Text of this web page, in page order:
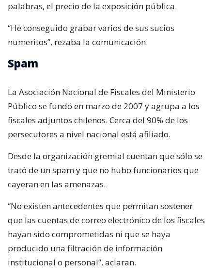
palabras, el precio de la exposición pública.
“He conseguido grabar varios de sus sucios
numeritos”, rezaba la comunicación.
Spam
La Asociación Nacional de Fiscales del Ministerio
Público se fundó en marzo de 2007 y agrupa a los
fiscales adjuntos chilenos. Cerca del 90% de los
persecutores a nivel nacional está afiliado.
Desde la organización gremial cuentan que sólo se
trató de un spam y que no hubo funcionarios que
cayeran en las amenazas.
“No existen antecedentes que permitan sostener
que las cuentas de correo electrónico de los fiscales
hayan sido comprometidas ni que se haya
producido una filtración de información
institucional o personal”, aclaran.